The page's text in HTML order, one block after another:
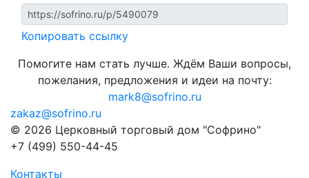
Копировать ссылку
Помогите нам стать лучше. Ждём Ваши вопросы,
пожелания, предложения и идеи на почту:
mark8@sofrino.ru
zakaz@sofrino.ru
© 2026 Церковный торговый дом "Софрино"
+7 (499) 550-44-45
Контакты